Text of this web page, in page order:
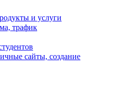
и услуги
трафик
сайты, создание